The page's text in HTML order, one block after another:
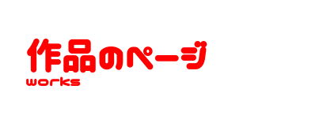
作品のページ
works